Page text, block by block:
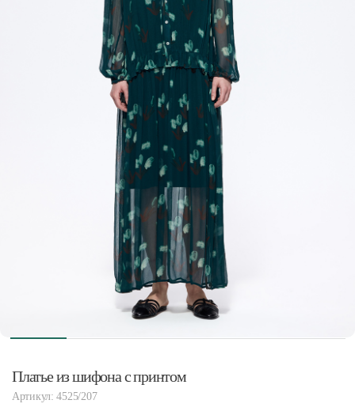
Платье из шифона с принтом
Артикул: 4525/207